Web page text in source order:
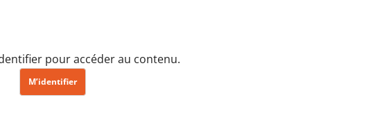
pour accéder au contenu.
M’identifier